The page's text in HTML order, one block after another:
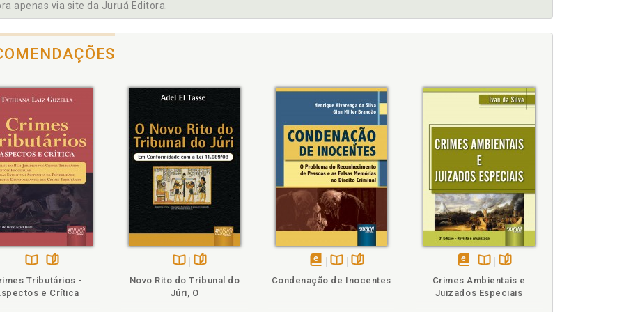
p. 9
penal. Fins que justificam a manutenção de uma legislação penal, p. 14
penal. Formas e as fragilidades advindas da expansão do direito penal nas legislações penais
p. 27
11.343/2006. As (ir)racionalidades legislativas na Lei 11.343/2006, p. 81
de Drogas. Comparação entre a Lei de Drogas atual e o Projeto de Lei 4.565/2019, p. 96
Drogas. Processo legislativo da Lei de Drogas de 2006, p. 77
epistemológicos da cognição legislativa, p. 43
jurídico. Racionalidade legislativa no ordenamento jurídico nacional, p. 59
apenas via site da Juruá Editora.
Disponível
na
páginas
Tributários -
e Crítica
Disponível
na
B.V.
páginas
Novo Rito do Tribunal do
Júri, O
disponível
em
Disponível
Condenação de Inocentes
disponível
em
Disponível
na
B.V.
Folheie
Crimes Ambientais e
Juizados Especiais